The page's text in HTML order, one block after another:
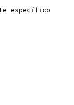
específico